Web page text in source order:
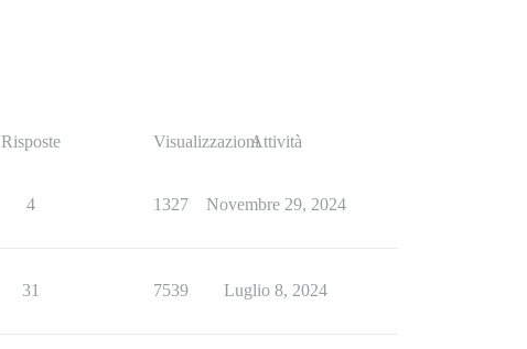
Risposte VisualizzazioniAttività
4 1327 Novembre 29, 2024
31 7539 Luglio 8, 2024